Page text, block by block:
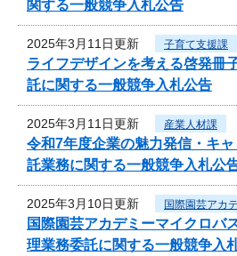
関する一般競争入札公告
2025年3月11日更新 子育て支援課
ライフデザインを考える啓発冊
託に関する一般競争入札公告
2025年3月11日更新 産業人材課
令和7年度企業の魅力発信・キ
託業務に関する一般競争入札公
2025年3月10日更新 国際園芸アカ
国際園芸アカデミーマイクロバ
理業務委託に関する一般競争入